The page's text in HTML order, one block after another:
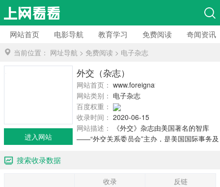
网站首页 电影导航 教育学习 免费阅读 奇闻资讯
当前位置： 网址导航 > 免费阅读 > 电子杂志
外交（杂志）
网站首页： www.foreignaffairs.com
网站类别： 电子杂志
百度权重：
收录时间： 2020-06-15
网站描述：
《外交》杂志由美国著名的智库
——“外交关系委员会”主办，是美国国际事务及
的帷幕。2006年3月，美国学者凯尔•莱伯和达
进入网站
搜索收录数据
收录
反链